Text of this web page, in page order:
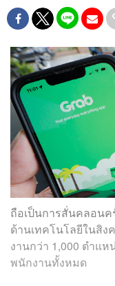
ถือเป็นการสั่นคลอนค
ด้านเทคโนโลยีในสิง
งานกว่า 1,000 ตำแ
พนักงานทั้งหมด